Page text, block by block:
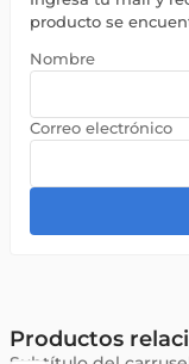
producto se
Productos